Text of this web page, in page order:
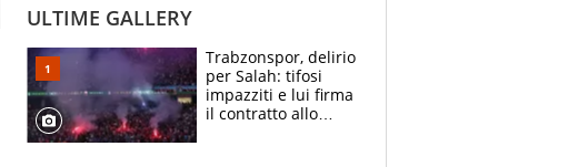
ULTIME GALLERY
Trabzonspor, delirio
per Salah: tifosi
impazziti e lui firma
il contratto allo